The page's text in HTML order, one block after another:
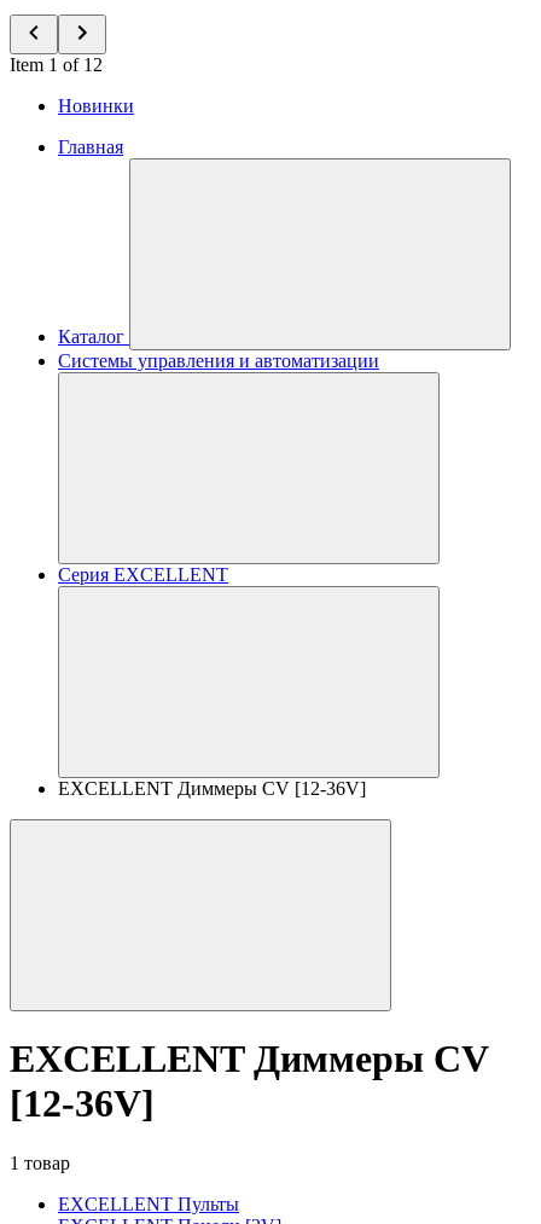
Item 1 of 12
Новинки
Главная
Каталог
Системы управления и автоматизации
Серия EXCELLENT
EXCELLENT Диммеры CV [12-36V]
EXCELLENT Диммеры CV
[12-36V]
1 товар
EXCELLENT Пульты